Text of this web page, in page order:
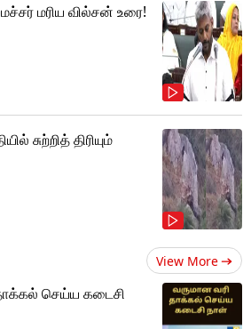
மரிய வில்சன் உரை!
சுற்றித் திரியும்
View More
செய்ய கடைசி